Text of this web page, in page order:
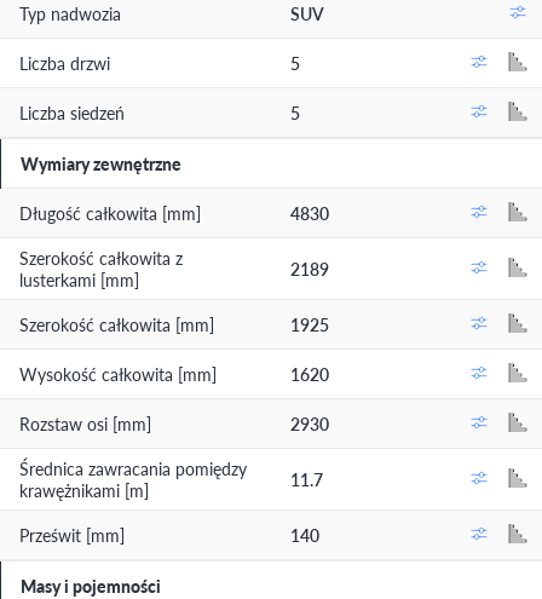
Typ nadwozia SUV
Liczba drzwi 5
Liczba siedzeń 5
Wymiary zewnętrzne
Długość całkowita [mm]
4830
Szerokość całkowita z
lusterkami [mm]
2189
Szerokość całkowita [mm] 1925
Wysokość całkowita [mm] 1620
Rozstaw osi [mm]
2930
Średnica zawracania pomiędzy
krawężnikami [m]
11.7
Prześwit [mm] 140
Masy i pojemności